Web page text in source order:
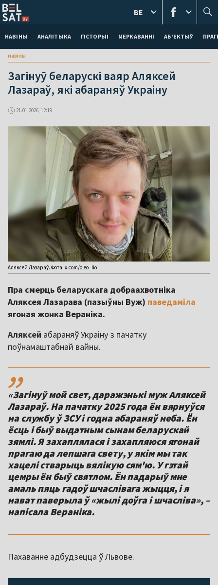
НАВІНЫ АНАЛІТЫКА ГІСТОРЫІ МЕРКАВАННI АБ'ЕКТЫЎ
BE
навіны
Загінуў беларускі ваяр Аляксей
Лазараў, які абараняў Украіну
21.01.2026, 12:19
Аляксей Лазараў. Фота: x.com/oleo_lio
Пра смерць беларускага добраахвотніка
Аляксея Лазарава (пазыўны Вуж) паведаміла
ягоная жонка Вераніка.
Аляксей абараняў Украіну з пачатку
поўнамаштабнай вайны.
,,
«Загінуў мой свет, даражэнькі муж Аляксей
Лазараў. На пачатку 2025 года ён вярнуўся
на службу ў ЗСУ і годна абараняў неба. Ён
ёсць і быў выдатным сынам беларускай
зямлі. Я захаплялася і захапляюся ягонай
прагаю да лепшага свету, у якім мы так
хацелі стварыць вялікую сям'ю. У гэтай
цемры ён быў святлом. Ён падарыў мне
амаль пяць гадоў шчаслівага жыцця, і я
нават паверыла ў «жылі доўга і шчасліва», –
напісала Вераніка.
Пахаванне адбудзецца ў Львове.